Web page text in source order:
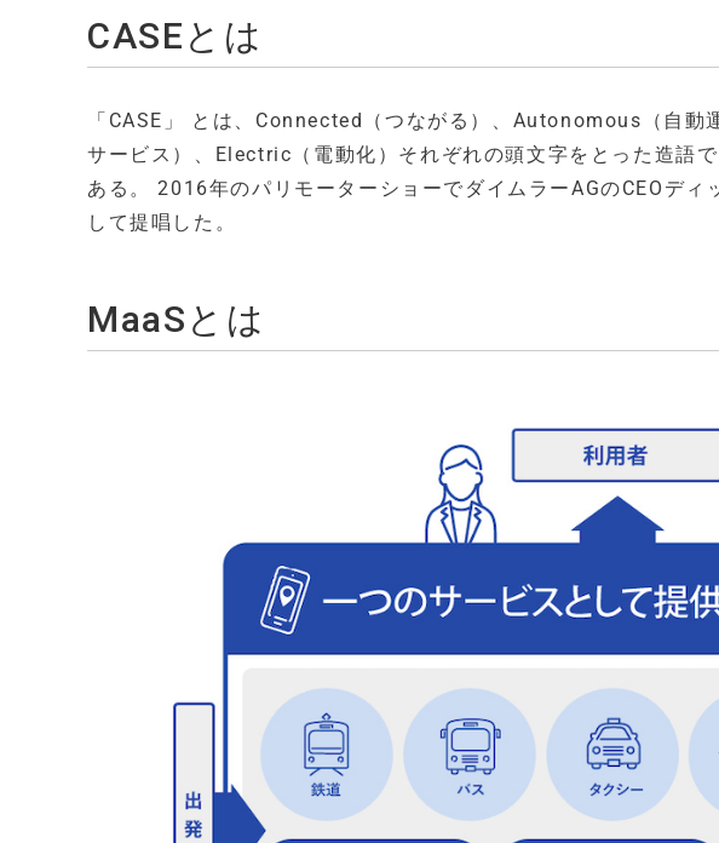
CASEとは
「CASE」 とは、Connected（つながる）、Autonomous（自
サービス）、Electric（電動化）それぞれの頭文字をとった造語
ある。 2016年のパリモーターショーでダイムラーAGのCEOディ
して提唱した。
MaaSとは